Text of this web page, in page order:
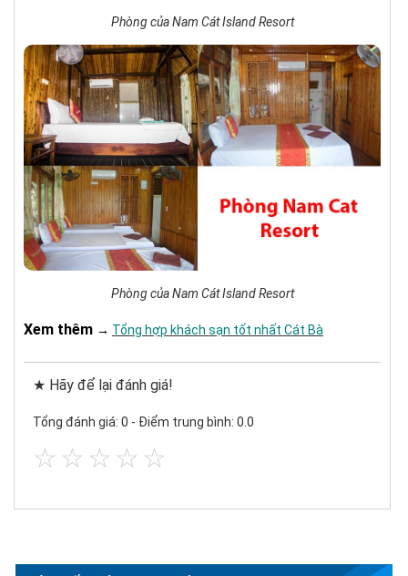
Phòng của Nam Cát Island Resort
Phòng của Nam Cát Island Resort
Xem thêm → Tổng hợp khách sạn tốt nhất Cát Bà
★ Hãy để lại đánh giá!
Tổng đánh giá: 0 - Điểm trung bình: 0.0
☆ ☆ ☆ ☆ ☆